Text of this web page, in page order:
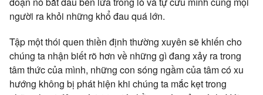
người ra khỏi những khổ đau quá lớn.
Tập một thói quen thiền định thường xuyên sẽ khiến cho
chúng ta nhận biết rõ hơn về những gì đang xảy ra trong
tâm thức của mình, những con sóng ngầm của tâm có xu
hướng không bị phát hiện khi chúng ta mắc kẹt trong